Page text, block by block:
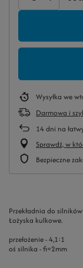
Wysyłka we
Darmowa i
14dni na
Sprawdź, w
Bezpieczne
Przekładnia do
Łożyska kulkowe.
przełożenie - 4,1:1
oś silnika - fi=2mm